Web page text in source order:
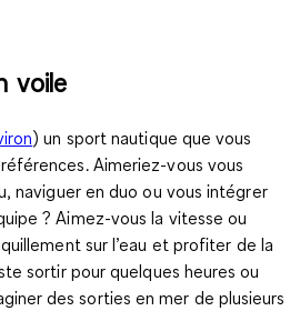
voile
) un sport nautique que vous
Aimeriez-vous vous
naviguer en duo ou vous intégrer
? Aimez-vous la vitesse ou
sur l’eau et profiter de la
sortir pour quelques heures ou
des sorties en mer de plusieurs